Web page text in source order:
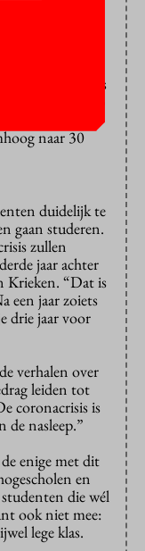
te weinig
mission
ten Dam.
patroon. Als
42 punten op
uit. In de
naar 30
duidelijk te
gaan studeren.
zullen
jaar achter
Krieken. “Dat is
een jaar zoiets
drie jaar voor
verhalen over
leiden tot
coronacrisis is
nasleep.”
enige met dit
en
die wél
ook niet mee:
lege klas.